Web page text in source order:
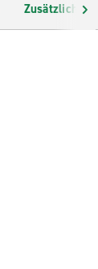
Zusätzliche